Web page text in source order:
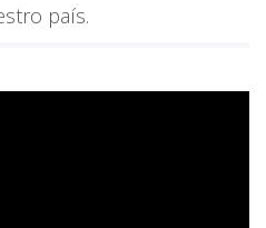
país.